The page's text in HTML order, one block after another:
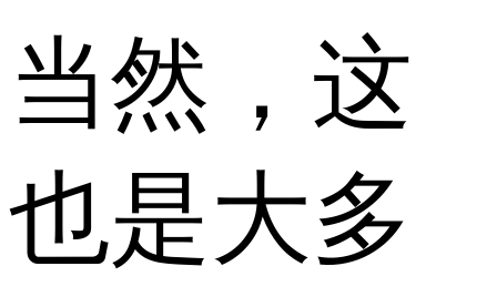
当然，这
也是大多